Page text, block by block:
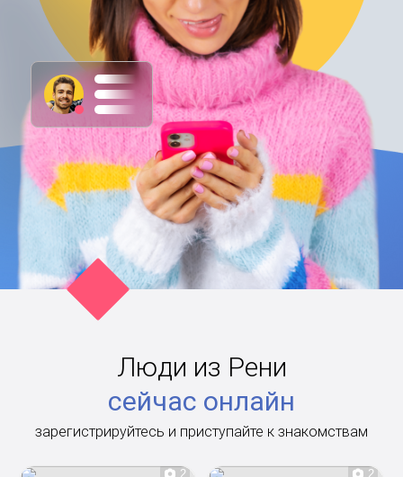
Люди из Рени
сейчас онлайн
зарегистрируйтесь и приступайте к знакомствам
2 2